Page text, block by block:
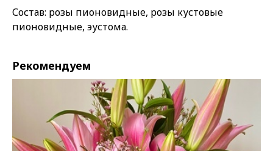
Состав: розы пионовидные, розы кустовые
пионовидные, эустома.
Рекомендуем